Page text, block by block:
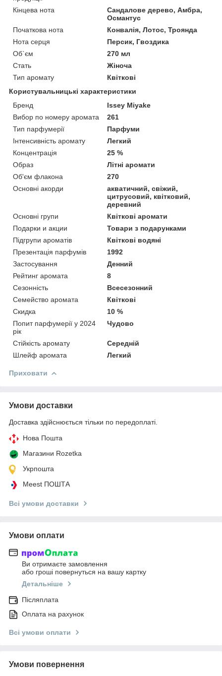
Кінцева нота
Сандалове дерево, Амбра,
Османтус
Початкова нота
Конвалія, Лотос, Троянда
Нота серця
Персик, Гвоздика
Об`єм
270 мл
Стать
Жіноча
Тип аромату
Квіткові
Користувальницькі характеристики
Бренд
Issey Miyake
Вибор по номеру аромата
261
Тип парфумерії
Парфуми
Інтенсивність аромату
Легкий
Концентрація
25 %
Образ
Літні аромати
Об'єм флакона
270
Основні акорди
акватичний, свіжий,
цитрусовий, квітковий,
деревний
Основні групи
Квіткові аромати
Подарки и акции
Товари з подарунками
Підгрупи ароматів
Квіткові водяні
Презентація парфумів
1992
Застосування
Денний
Рейтинг аромата
8
Сезонність
Всесезонний
Семейство аромата
Квіткові
Скидка
10 %
Попит парфумерії у 2024
рік
Чудово
Стійкість аромату
Середній
Шлейф аромата
Легкий
Приховати
Умови доставки
Доставка здійснюється тільки по передоплаті.
Нова Пошта
Магазини Rozetka
Укрпошта
Meest ПОШТА
Всі умови доставки
Умови оплати
Ви отримаєте замовлення
або гроші повернуться на вашу картку
Детальніше
Післяплата
Оплата на рахунок
Всі умови оплати
Умови повернення